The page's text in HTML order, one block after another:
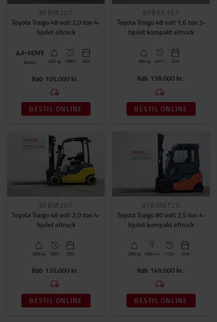
Smalgangstruck
Stablere
Trækkere
Løftehøjde (mm)
2500mm
1200kg 8000kg
0kr.
Driftstimer
0
Årgang
2024
Gaffellængde (mm)
1200(27)
(7)
1400(7)
VIS MERE
8FBM20T
Toyota Traigo 48 volt 2,0 ton 4-
hjulet eltruck
Battery 2000 kg 10052 t 2020
Køb 105.000 kr.
BESTIL ONLINE
8FBEK16T
Toyota Traigo 48 volt 1,6 ton 3-
hjulet kompakt eltruck
1600 kg 4317 t 2020
Køb 138.000 kr.
BESTIL ONLINE
8FBM20T
Toyota Traigo 48 volt 2,0 ton 4-
hjulet eltruck
2000 kg 7366 t 2022
Køb 135.000 kr.
BESTIL ONLINE
8FBMKT25
Toyota Traigo 80 volt 2,5 ton 4-
hjulet kompakt eltruck
2500 kg 4000 mm 7129 t 2018
Køb 149.000 kr.
BESTIL ONLINE